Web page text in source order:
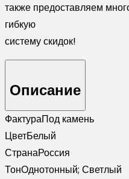
также предоставляем
гибкую
систему скидок!
Описание
ФактураПод камень
ЦветБелый
СтранаРоссия
ТонОднотонный; Светлый